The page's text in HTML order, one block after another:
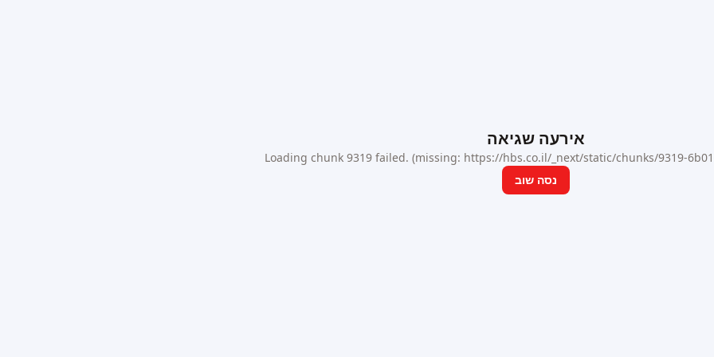
אירעה שגיאה
Loading chunk 9319 failed. (missing: https://hbs.co.il/_next/static/chunks/9319-
נסה שוב